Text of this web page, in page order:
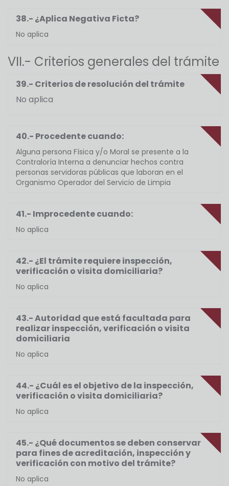
38.- ¿Aplica Negativa Ficta?
No aplica
VII.- Criterios generales del trámite
39.- Criterios de resolución del trámite
No aplica
40.- Procedente cuando:
Alguna persona Física y/o Moral se presente a la
Contraloría Interna a denunciar hechos contra
personas servidoras públicas que laboran en el
Organismo Operador del Servicio de Limpia
41.- Improcedente cuando:
No aplica
42.- ¿El trámite requiere inspección,
verificación o visita domiciliaria?
No aplica
43.- Autoridad que está facultada para
realizar inspección, verificación o visita
domiciliaria
No aplica
44.- ¿Cuál es el objetivo de la inspección,
verificación o visita domiciliaria?
No aplica
45.- ¿Qué documentos se deben conservar
para fines de acreditación, inspección y
verificación con motivo del trámite?
No aplica